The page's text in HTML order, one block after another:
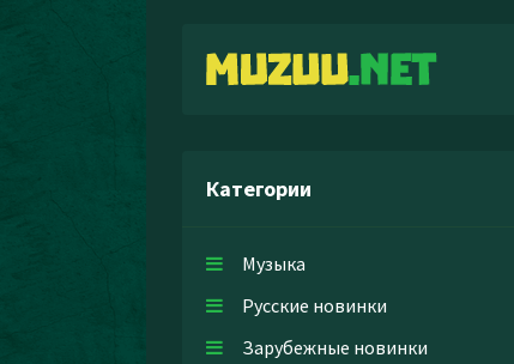
Категории
Музыка
Русские новинки
Зарубежные новинки